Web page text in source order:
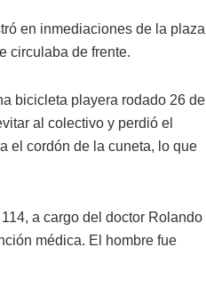
en inmediaciones de la plaza
circulaba de frente.
bicicleta playera rodado 26 de
al colectivo y perdió el
el cordón de la cuneta, lo que
a cargo del doctor Rolando
médica. El hombre fue